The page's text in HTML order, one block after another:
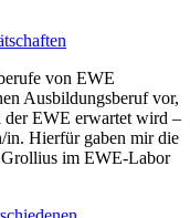
von EWE
Ausbildungsberuf vor,
der EWE erwartet wird –
in. Hierfür gaben mir die
im EWE-Labor